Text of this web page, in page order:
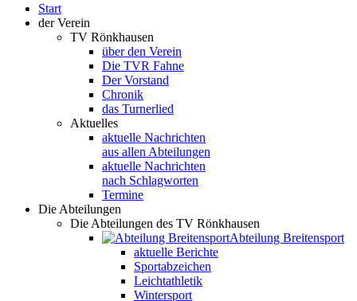
Start
der Verein
TV Rönkhausen
über den Verein
Die TVR Fahne
Der Vorstand
Chronik
das Turnerlied
Aktuelles
aktuelle Nachrichten
aus allen Abteilungen
aktuelle Nachrichten
nach Schlagworten
Termine
Die Abteilungen
Die Abteilungen des TV Rönkhausen
Abteilung Breitensport
aktuelle Berichte
Sportabzeichen
Leichtathletik
Wintersport